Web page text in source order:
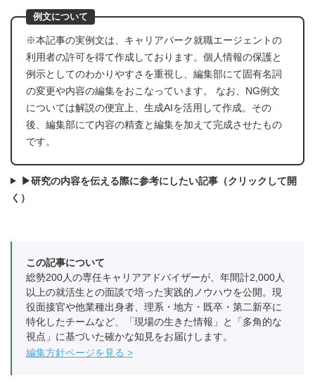
例文について
※本記事の実例文は、キャリアパーク就職エージェントの
利用者の許可を得て作成しております。個人情報の保護と
例示としてのわかりやすさを重視し、編集部にて固有名詞
の変更や内容の編集をおこなっています。 なお、NG例文
については解説の便宜上、生成AIを活用して作成。その
後、編集部にて内容の精査と編集を加えて完成させたもの
です。
▶研究の内容を伝える際に参考にしたい記事（クリックして開
く）
この記事について
総勢200人の専任キャリアアドバイザーが、年間計2,000人
以上の就活生との面談で培った実践的ノウハウを公開。現
役面接官や他業種出身者、理系・地方・既卒・第二新卒に
特化したチームなど、「現場の生きた情報」と「多角的な
視点」に基づいた確かな知見をお届けします。
編集方針ページを見る